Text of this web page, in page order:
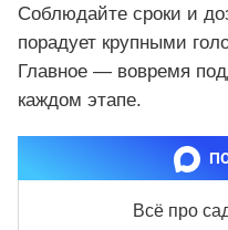
Соблюдайте сроки и
порадует крупными
Главное — вовремя
каждом этапе.
Всё про